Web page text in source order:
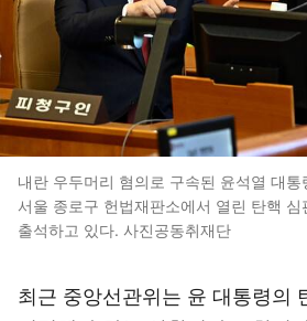
내란 우두머리 혐의로 구속된 윤석열 대
서울 종로구 헌법재판소에서 열린 탄핵 심
출석하고 있다. 사진공동취재단
최근 중앙선관위는 윤 대통령의